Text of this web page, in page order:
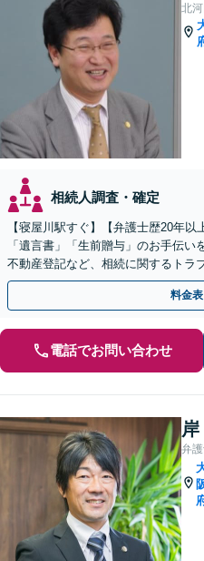
北
相続人調査・確定
【寝屋川駅すぐ】【弁護士歴20年
「遺言書」「生前贈与」のお手伝
不動産登記など、相続に関するトラ
心がけます。【初回相談無料】【夜
料金
電話でお問い合わせ
弁